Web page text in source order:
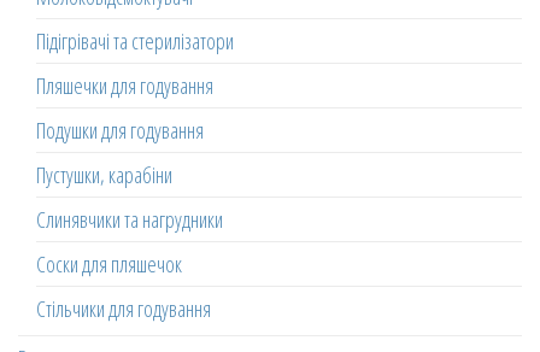
Підігрівачі та стерилізатори
Пляшечки для годування
Подушки для годування
Пустушки, карабіни
Слинявчики та нагрудники
Соски для пляшечок
Стільчики для годування